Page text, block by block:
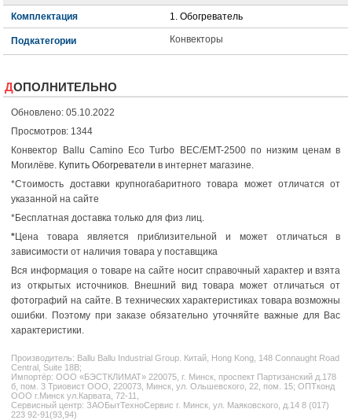
Комплектация 1. Обогреватель
Подкатегории Конвекторы
ДОПОЛНИТЕЛЬНО
Обновлено: 05.10.2022
Просмотров: 1344
Конвектор Ballu Camino Eco Turbo BEC/EMT-2500 по низким ценам в
Могилёве. Купить Обогреватели в интернет магазине.
*Стоимость доставки крупногабаритного товара может отличатся от
указанной на сайте
*Бесплатная доставка только для физ лиц.
*Цена товара является приблизительной и может отличаться в
зависимости от наличия товара у поставщика
Вся информация о товаре на сайте носит справочный характер и взята
из открытых источников. Внешний вид товара может отличаться от
фотографий на сайте. В технических характеристиках товара возможны
ошибки. Поэтому при заказе обязательно уточняйте важные для Вас
характеристики.
Производитель: Ballu Ballu Industrial Group. Китай, Hong Kong, 148 Connaught Road
Central, Suite 18B;
Импортёр: ООО «БЭСТКЛИМАТ» 220075, г. Минск, проспект Партизанский д.178
б, пом. 3 Триовист ООО, 220073, Минск, ул. Ольшевского, 22, пом. 15; ОПТконд
ООО г.Минск ул.Карвата, 72-11,
Сервисный центр: ЗАОБытТехноСервис г. Минск, ул. Маяковского, д.14 8 (017)
223 92-91(93,94)